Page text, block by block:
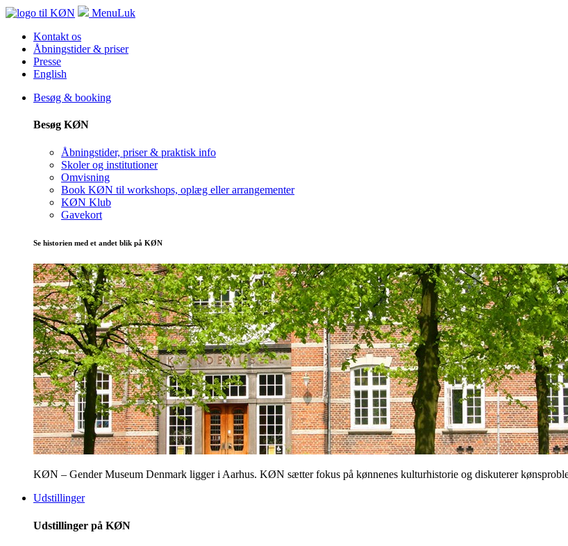
MenuLuk
Kontakt os
Åbningstider & priser
Presse
English
Besøg & booking
Besøg KØN
Åbningstider, priser & praktisk info
Skoler og institutioner
Omvisning
Book KØN til workshops, oplæg eller arrangementer
KØN Klub
Gavekort
Se historien med et andet blik på KØN
KØN – Gender Museum Denmark ligger i Aarhus. KØN sætter fokus på kønnenes kulturhistorie og diskuterer
Udstillinger
Udstillinger på KØN